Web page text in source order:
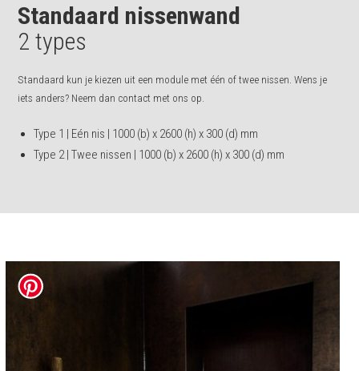
Standaard nissenwand
2 types
Standaard kun je kiezen uit een module met één of twee nissen. Wens je
iets anders? Neem dan contact met ons op.
Type 1 | Eén nis | 1000 (b) x 2600 (h) x 300 (d) mm
Type 2 | Twee nissen | 1000 (b) x 2600 (h) x 300 (d) mm